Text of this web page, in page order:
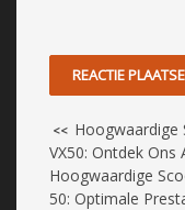
<< Hoogwaardige
VX50: Ontdek
Hoogwaardige
50: Optimale